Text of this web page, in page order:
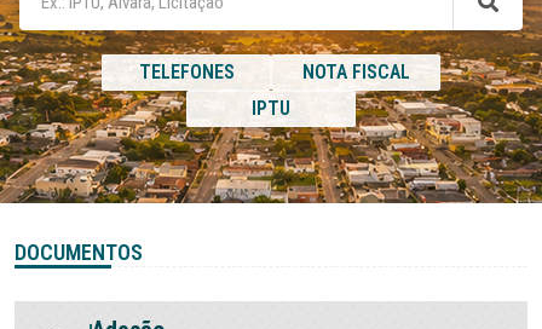
TELEFONES
NOTA FISCAL
IPTU
DOCUMENTOS